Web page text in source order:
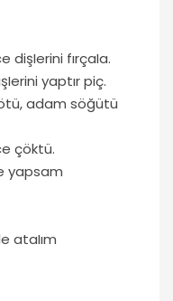
dişIerini fırçaIa.
yaptır piç.
adam söğütü
çöktü.
yapsam
ataIım